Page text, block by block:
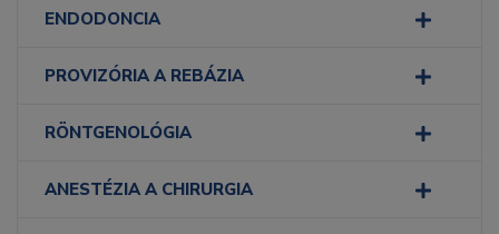
ENDODONCIA
PROVIZÓRIA A REBÁZIA
RÖNTGENOLÓGIA
ANESTÉZIA A CHIRURGIA